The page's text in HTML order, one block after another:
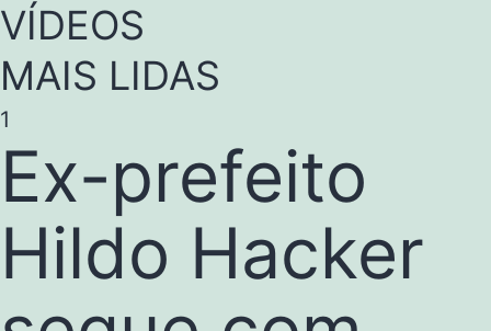
VÍDEOS
MAIS LIDAS
1
Ex-prefeito
Hildo Hacker